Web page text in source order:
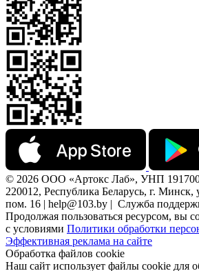
© 2026 ООО «Артокс Лаб», УНП
220012, Республика Беларусь, г. Минск,
пом. 16 | help@103.by | Служба
Продолжая пользоваться ресурсом, вы
с условиями Политики обработки
Эффективная реклама на сайте
Обработка файлов cookie
Наш сайт использует файлы cookie для